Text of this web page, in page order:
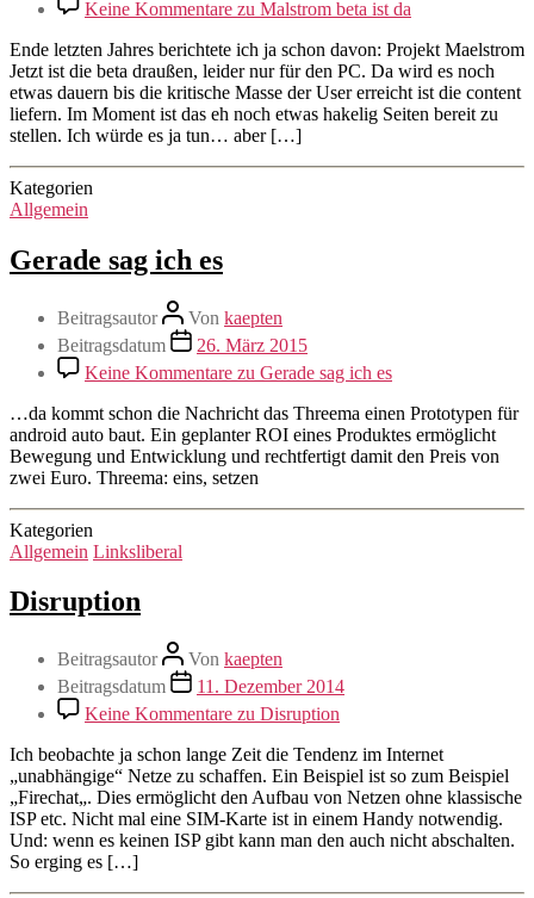
Keine Kommentare zu Malstrom beta ist da
Ende letzten Jahres berichtete ich ja schon davon: Projekt Maelstrom
Jetzt ist die beta draußen, leider nur für den PC. Da wird es noch
etwas dauern bis die kritische Masse der User erreicht ist die content
liefern. Im Moment ist das eh noch etwas hakelig Seiten bereit zu
stellen. Ich würde es ja tun… aber […]
Kategorien
Allgemein
Gerade sag ich es
Beitragsautor Von kaepten
Beitragsdatum
26. März 2015
Keine Kommentare zu Gerade sag ich es
…da kommt schon die Nachricht das Threema einen Prototypen für
android auto baut. Ein geplanter ROI eines Produktes ermöglicht
Bewegung und Entwicklung und rechtfertigt damit den Preis von
zwei Euro. Threema: eins, setzen
Kategorien
Allgemein Linksliberal
Disruption
Beitragsautor Von kaepten
Beitragsdatum
11. Dezember 2014
Keine Kommentare zu Disruption
Ich beobachte ja schon lange Zeit die Tendenz im Internet
„unabhängige“ Netze zu schaffen. Ein Beispiel ist so zum Beispiel
„Firechat„. Dies ermöglicht den Aufbau von Netzen ohne klassische
ISP etc. Nicht mal eine SIM-Karte ist in einem Handy notwendig.
Und: wenn es keinen ISP gibt kann man den auch nicht abschalten.
So erging es […]